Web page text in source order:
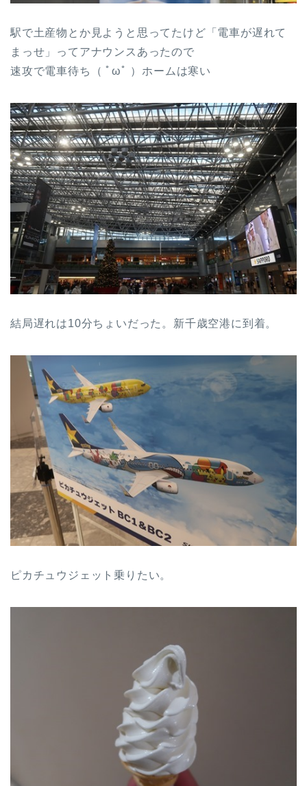
駅で土産物とか見ようと思ってたけど「電車が遅れて
まっせ」ってアナウンスあったので
速攻で電車待ち（ ﾟωﾟ ）ホームは寒い
結局遅れは10分ちょいだった。新千歳空港に到着。
ピカチュウジェット乗りたい。